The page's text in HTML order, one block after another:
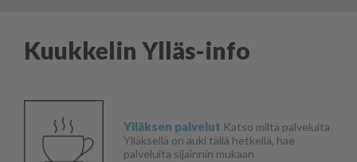
Kuukkelin Ylläs-info
Ylläksen palvelut Katso miltä palveluita
Ylläksellä on auki tällä hetkellä, hae
palveluita sijainnin mukaan